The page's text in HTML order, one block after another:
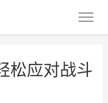
松应对战斗